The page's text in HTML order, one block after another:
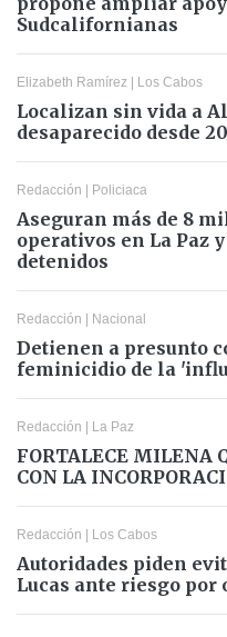
Sudcalifornianas
Elizabeth Ramírez Los Cabos
Localizan sin vida a
desaparecido desde
Redacción Policiaca
Aseguran más de 8
operativos en La Paz
detenidos
Redacción Nacional
Detienen a presunto
feminicidio de la
Redacción La Paz
FORTALECE MILENA
CON LA
Redacción Los Cabos
Autoridades piden
Lucas ante riesgo por